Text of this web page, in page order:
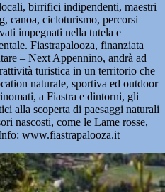
birrifici indipendenti, maestri
canoa, cicloturismo, percorsi
impegnati nella tutela e
Fiastrapalooza, finanziata
– Next Appennino, andrà ad
turistica in un territorio che
naturale, sportiva ed outdoor
a Fiastra e dintorni, gli
alla scoperta di paesaggi naturali
nascosti, come le Lame rosse,
www.fiastrapalooza.it